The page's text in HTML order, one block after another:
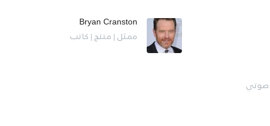
Bryan Cranston
ممثل | منتج | كاتب
صوتي